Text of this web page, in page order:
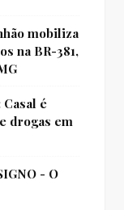
mobiliza
na BR-381,
Casal é
drogas em
- O